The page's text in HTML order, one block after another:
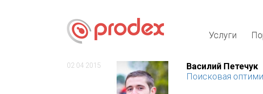
Услуги
02 04 2015
Василий Петечук
Поисковая